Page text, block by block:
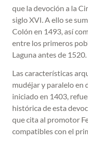
que la devoción a la
siglo XVI. A ello se
Colón en 1493, así
entre los primeros
Laguna antes de 1520.
Las características
mudéjar y paralelo en
iniciado en 1403,
histórica de esta
que cita al promotor
compatibles con el